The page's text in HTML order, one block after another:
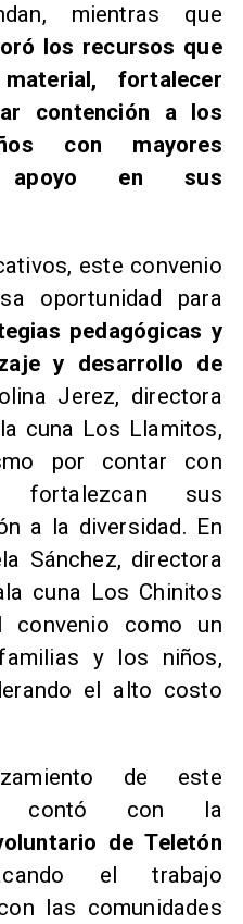
mientras que
los recursos que
fortalecer
contención a los
con mayores
apoyo en sus
este convenio
oportunidad para
pedagógicas y
y desarrollo de
Jerez, directora
cuna Los Llamitos,
por contar con
fortalezcan sus
a la diversidad. En
Sánchez, directora
cuna Los Chinitos
convenio como un
y los niños,
el alto costo
de este
contó con la
de Teletón
el trabajo
las comunidades